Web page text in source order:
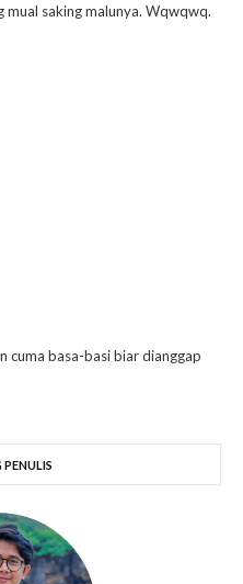
mual saking malunya. Wqwqwq.
cuma basa-basi biar dianggap